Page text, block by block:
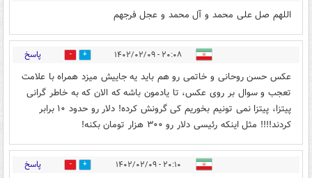
اللهم صل علی محمد و آل محمد و عجل فرجهم
۲۰:۰۸ - ۱۴۰۲/۰۲/۰۹ 48 پاسخ
عکس حسن روحانی و خاتمی رو هم باید یه جاییش میزد همراه با علامت
تعجب و سوال بر روی عکس، تا یادمون باشه که الان که به خاطر گرانی
پیتزا، پیتزا نمی تونیم بخوریم کی گرونش کرده! دلار رو حدود ۱۰ برابر
کردند!!!! مثل اینکه رئیسی دلار رو ۳۰۰ هزار تومان بکنه!
۲۰:۱۰ - ۱۴۰۲/۰۲/۰۹ 27 پاسخ